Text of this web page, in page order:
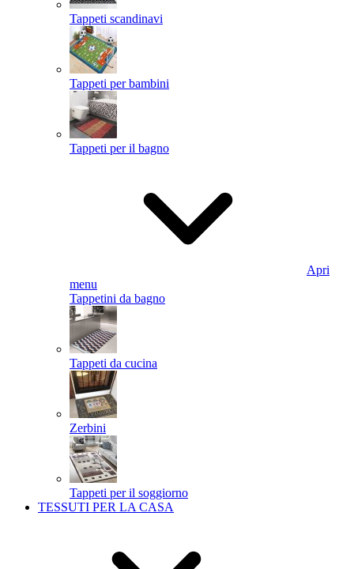
Tappeti scandinavi
Tappeti per bambini
Tappeti per il bagno
Apri
menu
Tappetini da bagno
Tappeti da cucina
Zerbini
Tappeti per il soggiorno
TESSUTI PER LA CASA